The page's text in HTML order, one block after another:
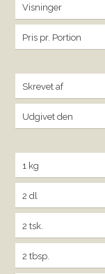
Visninger
Pris pr. Portion
Skrevet af
Udgivet den
1 kg
2 dl
2 tsk.
2 tbsp.